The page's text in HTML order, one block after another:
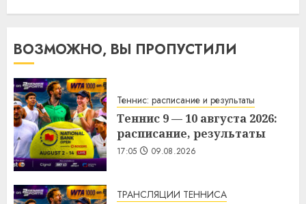
ВОЗМОЖНО, ВЫ ПРОПУСТИЛИ
Теннис: расписание и результаты
Теннис 9 — 10 августа 2026:
расписание, результаты
17:05 09.08.2026
ТРАНСЛЯЦИИ ТЕННИСА